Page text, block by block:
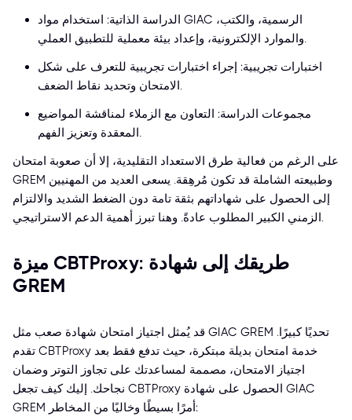
الدراسة الذاتية: استخدام مواد GIAC الرسمية، والكتب،
والموارد الإلكترونية، وإعداد بيئة معملية للتطبيق العملي.
اختبارات تجريبية: إجراء اختبارات تجريبية للتعرف على شكل
الامتحان وتحديد نقاط الضعف.
مجموعات الدراسة: التعاون مع الزملاء لمناقشة المواضيع
المعقدة وتعزيز الفهم.
على الرغم من فعالية طرق الاستعداد التقليدية، إلا أن صعوبة امتحان
GREM وطبيعته الشاملة قد تكون مُرهِقة. يسعى العديد من المهنيين
إلى الحصول على شهاداتهم بثقة تامة دون الضغط الشديد والالتزام
الزمني الكبير المطلوب عادةً. وهنا تبرز أهمية الدعم الاستراتيجي.
ميزة CBTProxy: طريقك إلى شهادة
GREM
قد يُمثل اجتياز امتحان شهادة صعب مثل GIAC GREM تحديًا كبيرًا.
تقدم CBTProxy خدمة امتحان بديلة مبتكرة، حيث تدفع فقط بعد
اجتياز الامتحان، مصممة لمساعدتك على تجاوز التوتر وضمان
نجاحك. إليك كيف تجعل CBTProxy الحصول على شهادة GIAC
GREM أمرًا بسيطًا وخاليًا من المخاطر: